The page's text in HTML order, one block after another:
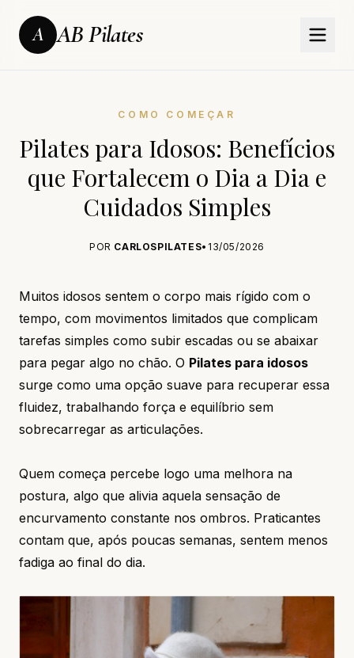
A AB Pilates
COMO COMEÇAR
Pilates para Idosos: Benefícios
que Fortalecem o Dia a Dia e
Cuidados Simples
POR CARLOSPILATES• 13/05/2026
Muitos idosos sentem o corpo mais rígido com o
tempo, com movimentos limitados que complicam
tarefas simples como subir escadas ou se abaixar
para pegar algo no chão. O Pilates para idosos
surge como uma opção suave para recuperar essa
fluidez, trabalhando força e equilíbrio sem
sobrecarregar as articulações.
Quem começa percebe logo uma melhora na
postura, algo que alivia aquela sensação de
encurvamento constante nos ombros. Praticantes
contam que, após poucas semanas, sentem menos
fadiga ao final do dia.